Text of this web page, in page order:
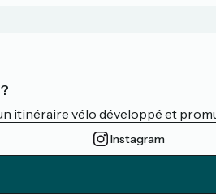
itinéraire vélo développé et
Instagram